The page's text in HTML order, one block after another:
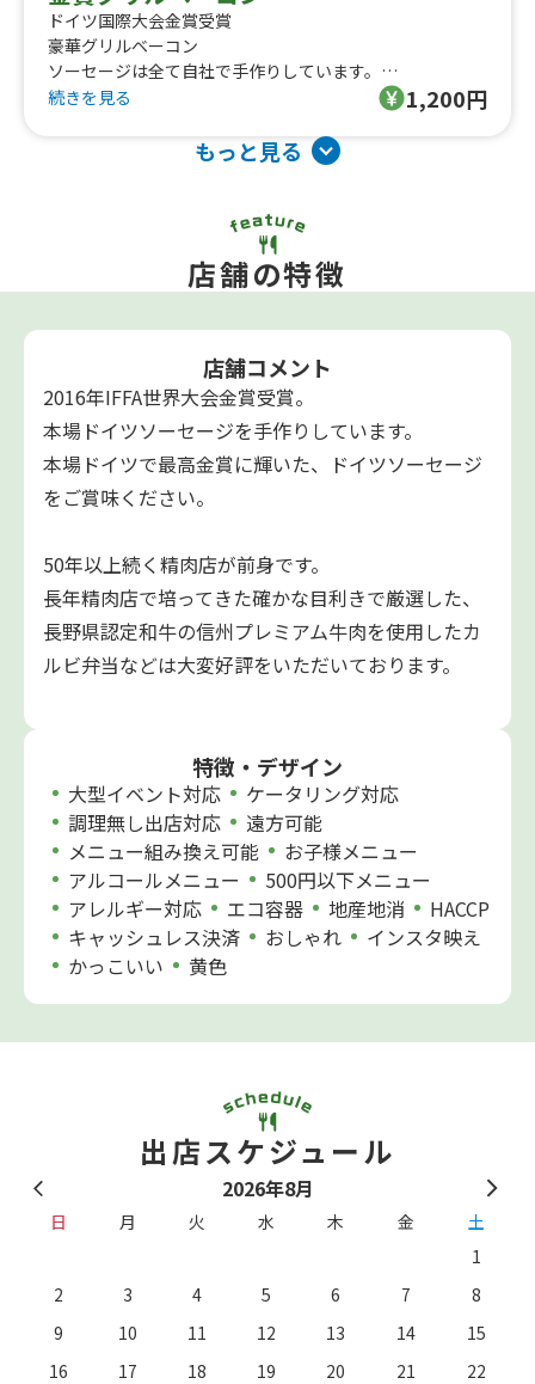
ドイツ国際大会金賞受賞
豪華グリルベーコン
ソーセージは全て自社で手作りしています。
保存料・着色料・増量剤は使用していません。
続きを見る
1,200円
もっと見る
店舗の特徴
店舗コメント
2016年IFFA世界大会金賞受賞。
本場ドイツソーセージを手作りしています。
本場ドイツで最高金賞に輝いた、ドイツソーセージ
をご賞味ください。
50年以上続く精肉店が前身です。
長年精肉店で培ってきた確かな目利きで厳選した、
長野県認定和牛の信州プレミアム牛肉を使用したカ
ルビ弁当などは大変好評をいただいております。
特徴・デザイン
大型イベント対応
ケータリング対応
調理無し出店対応
遠方可能
メニュー組み換え可能
お子様メニュー
アルコールメニュー
500円以下メニュー
アレルギー対応
エコ容器 地産地消
HACCP
キャッシュレス決済
おしゃれ
インスタ映え
かっこいい
黄色
出店スケジュール
2026年8月
日 月 火 水 木 金
土
1
2
3 4 5 6 7
8
9
10 11 12 13 14
15
16
17 18 19 20 21
22